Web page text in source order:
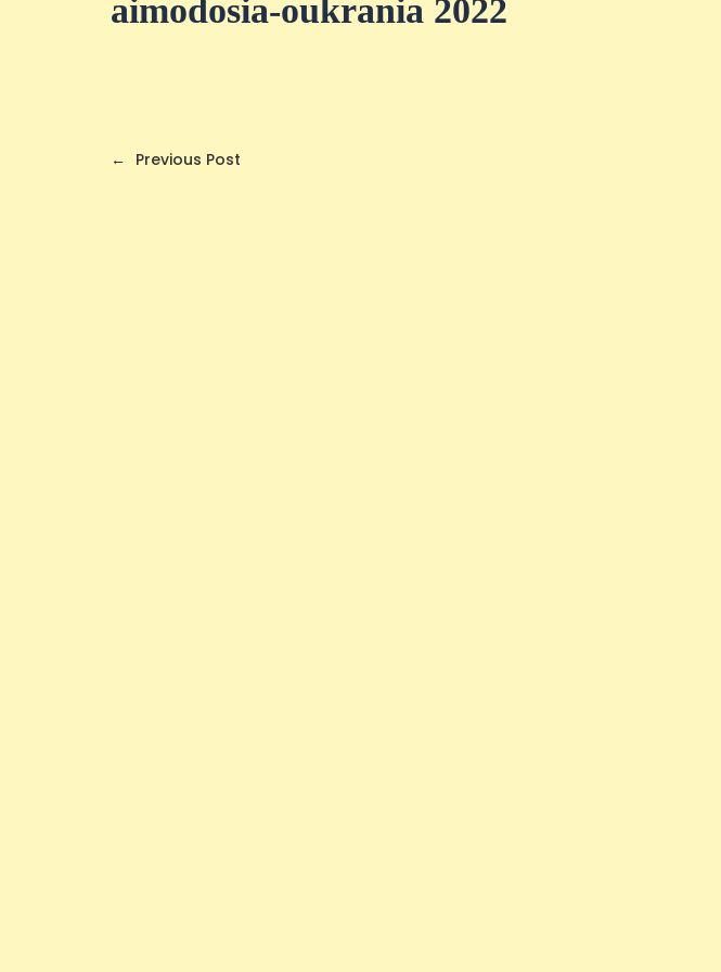
aimodosia-oukrania 2022
← Previous Post